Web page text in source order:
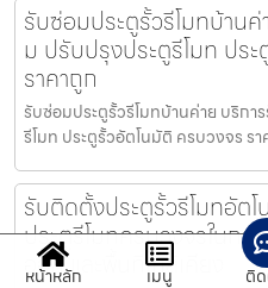
รับซ่อมประตูรั้วรีโมทบ้าน
ม ปรับปรุงประตูรีโมท ปร
ราคาถูก
รับซ่อมประตูรั้วรีโมทบ้านค่าย บริก
รีโมท ประตูรั้วอัตโนมัติ ครบวงจร ร
รับติดตั้งประตูรั้วรีโมทอัต
ประตูรีโมทครบวงจรในก
ออก และพื้นที่ใกล้เคียง
หน้าหลัก เมนู ติ